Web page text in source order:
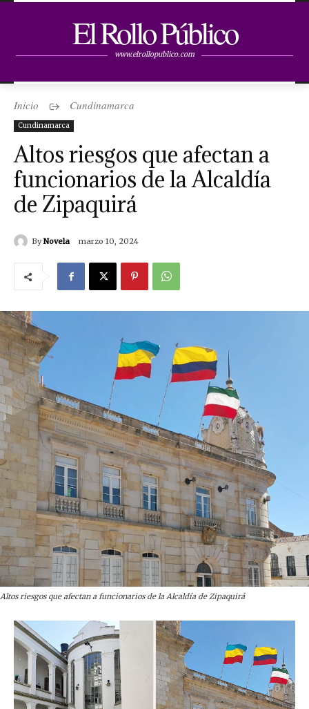
El Rollo Público
www.elrollopublico.com
Inicio Cundinamarca
Cundinamarca
Altos riesgos que afectan a
funcionarios de la Alcaldía
de Zipaquirá
By Novela marzo 10, 2024
Altos riesgos que afectan a funcionarios de la Alcaldía de Zipaquirá